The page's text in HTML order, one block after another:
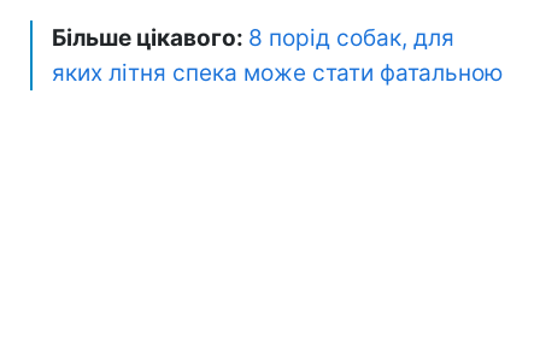
Більше цікавого: 8 порід собак, для
яких літня спека може стати фатальною